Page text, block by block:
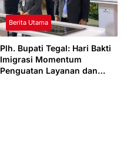
Berita Utama
Plh. Bupati Tegal: Hari Bakti
Imigrasi Momentum
Penguatan Layanan dan